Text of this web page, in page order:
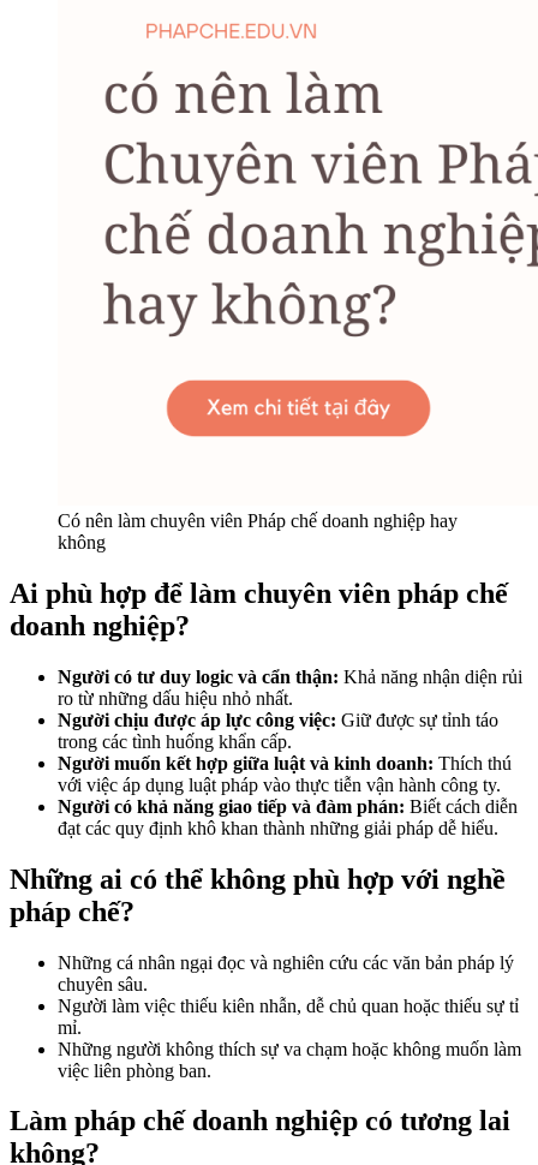
Có nên làm chuyên viên Pháp chế doanh nghiệp hay
không
Ai phù hợp để làm chuyên viên pháp chế
doanh nghiệp?
Người có tư duy logic và cẩn thận: Khả năng nhận diện rủi
ro từ những dấu hiệu nhỏ nhất.
Người chịu được áp lực công việc: Giữ được sự tỉnh táo
trong các tình huống khẩn cấp.
Người muốn kết hợp giữa luật và kinh doanh: Thích thú
với việc áp dụng luật pháp vào thực tiễn vận hành công ty.
Người có khả năng giao tiếp và đàm phán: Biết cách diễn
đạt các quy định khô khan thành những giải pháp dễ hiểu.
Những ai có thể không phù hợp với nghề
pháp chế?
Những cá nhân ngại đọc và nghiên cứu các văn bản pháp lý
chuyên sâu.
Người làm việc thiếu kiên nhẫn, dễ chủ quan hoặc thiếu sự tỉ
mỉ.
Những người không thích sự va chạm hoặc không muốn làm
việc liên phòng ban.
Làm pháp chế doanh nghiệp có tương lai
không?